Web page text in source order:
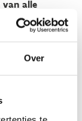
Over
alle
66.000
de VIP2024-